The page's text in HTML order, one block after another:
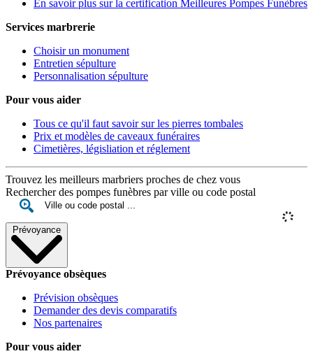
En savoir plus sur la certification Meilleures Pompes Funèbres
Services marbrerie
Choisir un monument
Entretien sépulture
Personnalisation sépulture
Pour vous aider
Tous ce qu'il faut savoir sur les pierres tombales
Prix et modèles de caveaux funéraires
Cimetières, législiation et réglement
Trouvez les meilleurs marbriers proches de chez vous
Rechercher des pompes funèbres par ville ou code postal
Prévoyance
Prévoyance obsèques
Prévision obsèques
Demander des devis comparatifs
Nos partenaires
Pour vous aider